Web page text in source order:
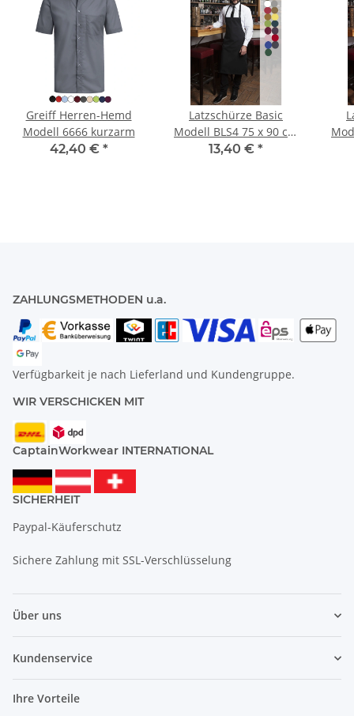
Greiff Herren-Hemd
Modell 6666 kurzarm
42,40 € *
Latzschürze Basic
Modell BLS4 75 x 90 cm
mit Schnalle
13,40 € *
ZAHLUNGSMETHODEN u.a.
Verfügbarkeit je nach Lieferland und Kundengruppe.
WIR VERSCHICKEN MIT
CaptainWorkwear INTERNATIONAL
SICHERHEIT
Paypal-Käuferschutz
Sichere Zahlung mit SSL-Verschlüsselung
Über uns
Kundenservice
Ihre Vorteile